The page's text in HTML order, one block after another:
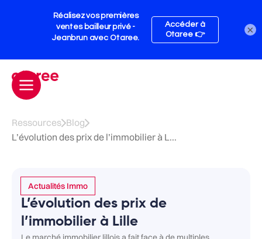
Ressources Blog
L’évolution des prix de l’immobilier à L...
Actualités Immo
L’évolution des prix de
l’immobilier à Lille
×